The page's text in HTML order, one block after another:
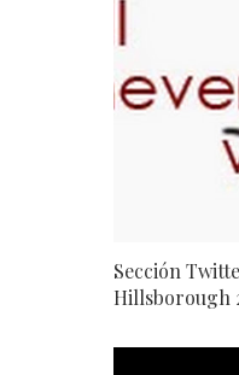
Sección
Hillsborough